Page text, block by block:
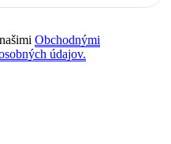
Obchodnými
údajov.